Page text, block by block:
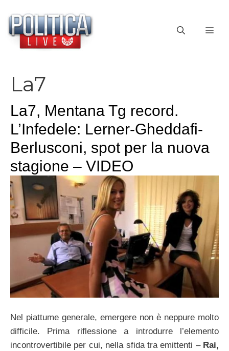
contenuto
La7
La7, Mentana Tg record.
L’Infedele: Lerner-Gheddafi-
Berlusconi, spot per la nuova
stagione – VIDEO
Nel piattume generale, emergere non è neppure molto
difficile. Prima riflessione a introdurre l’elemento
incontrovertibile per cui, nella sfida tra emittenti –Rai,